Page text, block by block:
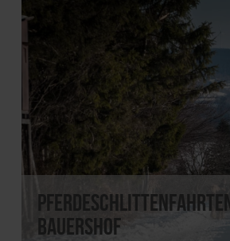
Pferdeschlittenfahrten
Bauershof